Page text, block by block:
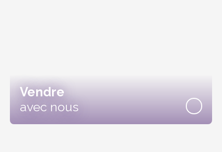
Vendre
avec nous